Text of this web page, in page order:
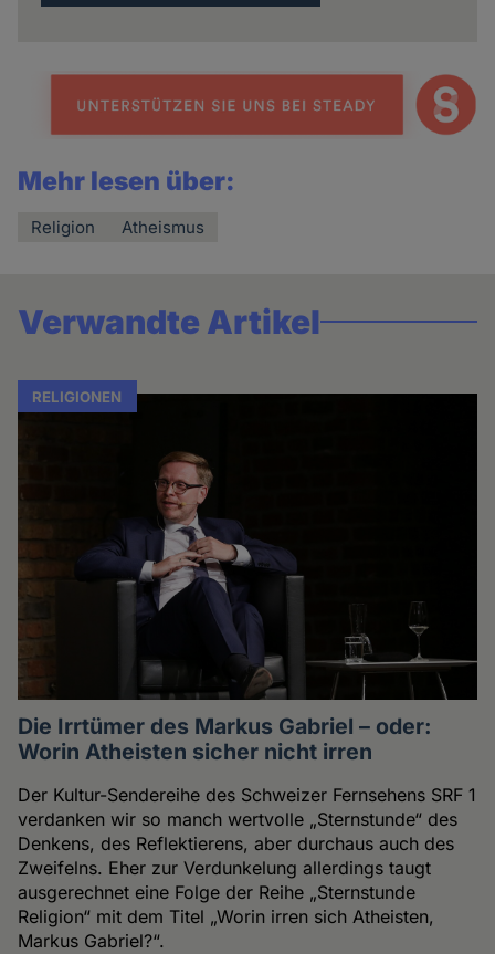
Mehr lesen über:
Religion Atheismus
Verwandte Artikel
RELIGIONEN
Die Irrtümer des Markus Gabriel – oder:
Worin Atheisten sicher nicht irren
Der Kultur-Sendereihe des Schweizer Fernsehens SRF 1
verdanken wir so manch wertvolle „Sternstunde“ des
Denkens, des Reflektierens, aber durchaus auch des
Zweifelns. Eher zur Verdunkelung allerdings taugt
ausgerechnet eine Folge der Reihe „Sternstunde
Religion“ mit dem Titel „Worin irren sich Atheisten,
Markus Gabriel?“.